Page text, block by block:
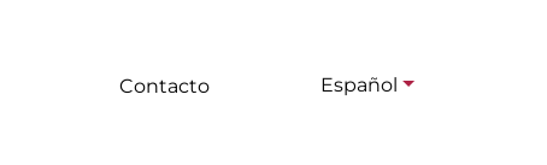
Contacto Español